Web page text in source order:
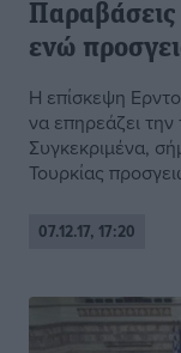
ενώ
Η επίσκεψη
να επηρεάζει την
Συγκεκριμένα,
Τουρκίας
07.12.17, 17:20